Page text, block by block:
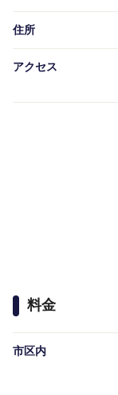
住所
アクセス
料金
市区内